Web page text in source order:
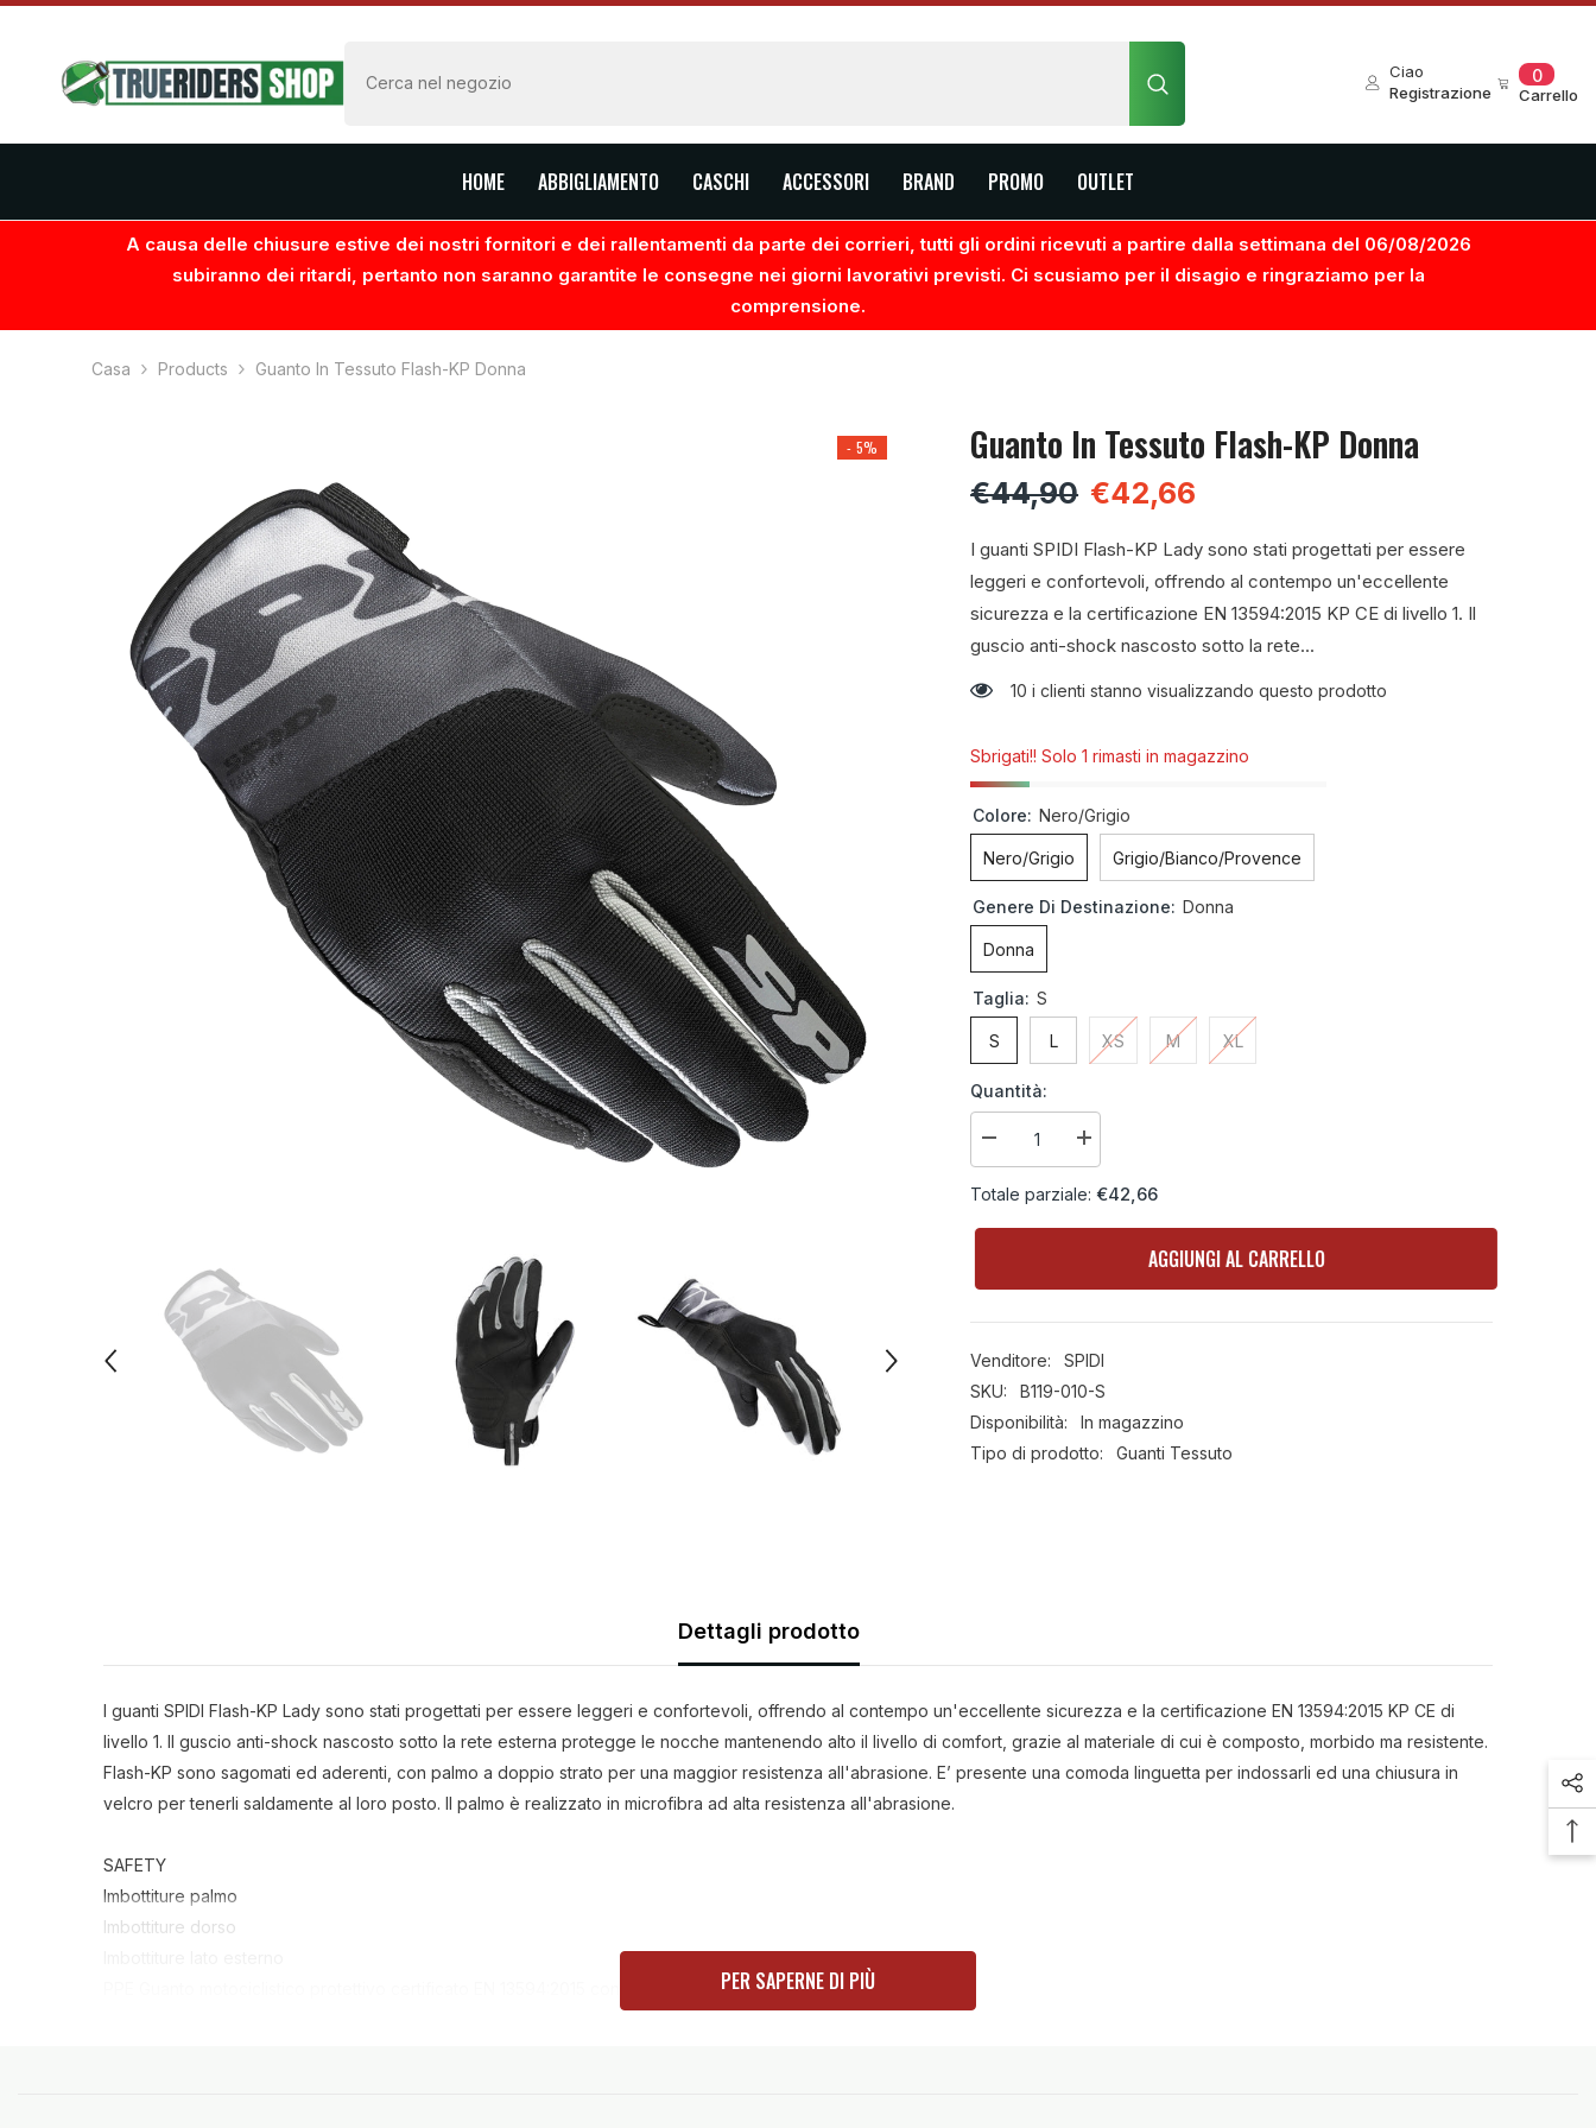
VAI AL CONTENUTO
00
Carrello
Ciao
Registrazione
HOME ABBIGLIAMENTO CASCHI ACCESSORI BRAND PROMO OUTLET
A causa delle chiusure estive dei nostri fornitori e dei rallentamenti da parte dei corrieri, tutti gli ordini ricevuti a partire dalla settimana del 06/08/2026
subiranno dei ritardi, pertanto non saranno garantite le consegne nei giorni lavorativi previsti. Ci scusiamo per il disagio e ringraziamo per la
comprensione.
Casa Products Guanto In Tessuto Flash-KP Donna
- 5% Guanto In Tessuto Flash-KP Donna
€44,90 €42,66
I guanti SPIDI Flash-KP Lady sono stati progettati per essere
leggeri e confortevoli, offrendo al contempo un'eccellente
sicurezza e la certificazione EN 13594:2015 KP CE di livello 1. Il
guscio anti-shock nascosto sotto la rete...
10 i clienti stanno visualizzando questo prodotto
Sbrigati!! Solo 1 rimasti in magazzino
Colore: Nero/Grigio
Nero/Grigio Grigio/Bianco/Provence
Genere Di Destinazione: Donna
Donna
Taglia: S
S L XS M XL
Quantità:
Diminuire
la
per
KP
Aumenta
la
per
KP
Totale parziale:€42,66
AGGIUNGI AL CARRELLO
Venditore:
SPIDI
SKU:
B119-010-S
Disponibilità:
In magazzino
Tipo di prodotto:
Guanti Tessuto
Dettagli prodotto
I guanti SPIDI Flash-KP Lady sono stati progettati per essere leggeri e confortevoli, offrendo al contempo un'eccellente sicurezza e la certificazione EN 13594:2015 KP CE di
livello 1. Il guscio anti-shock nascosto sotto la rete esterna protegge le nocche mantenendo alto il livello di comfort, grazie al materiale di cui è composto, morbido ma resistente.
Flash-KP sono sagomati ed aderenti, con palmo a doppio strato per una maggior resistenza all'abrasione. E’ presente una comoda linguetta per indossarli ed una chiusura in
velcro per tenerli saldamente al loro posto. Il palmo è realizzato in microfibra ad alta resistenza all'abrasione.
SAFETY
Imbottiture palmo
Imbottiture dorso
PPE Guanto motociclistico protettivo certificato EN 13594:2015 con nocche certificate liv.1 KP
PER SAPERNE DI PIÙ